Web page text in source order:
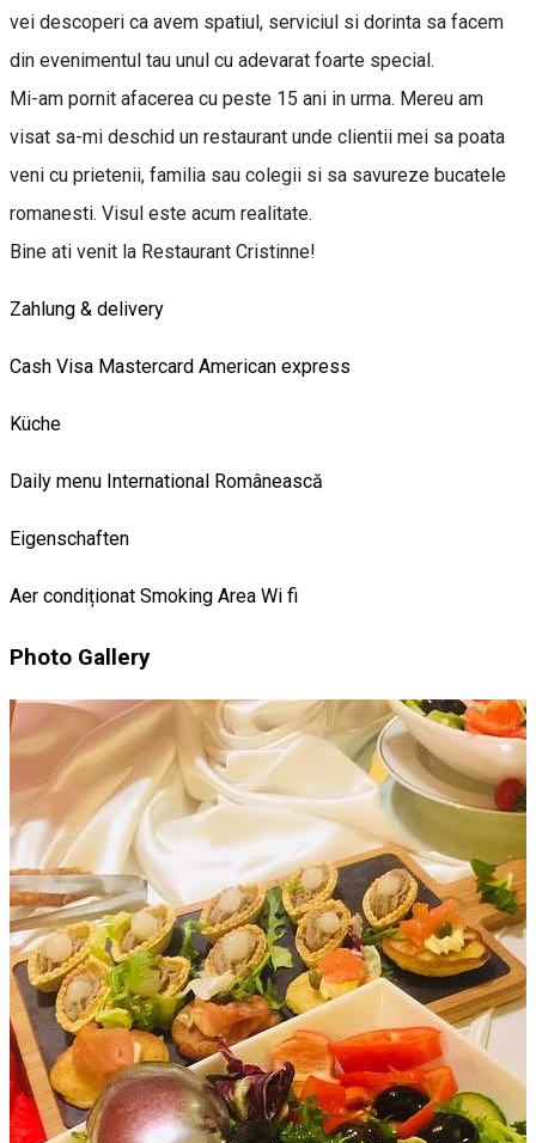
vei descoperi ca avem spatiul, serviciul si dorinta sa facem
din evenimentul tau unul cu adevarat foarte special.
Mi-am pornit afacerea cu peste 15 ani in urma. Mereu am
visat sa-mi deschid un restaurant unde clientii mei sa poata
veni cu prietenii, familia sau colegii si sa savureze bucatele
romanesti. Visul este acum realitate.
Bine ati venit la Restaurant Cristinne!
Zahlung & delivery
Cash Visa Mastercard American express
Küche
Daily menu International Românească
Eigenschaften
Aer condiționat Smoking Area Wi fi
Photo Gallery